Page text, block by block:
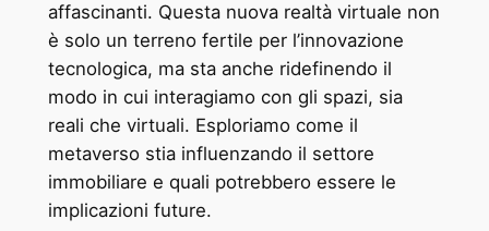
affascinanti. Questa nuova realtà virtuale non
è solo un terreno fertile per l’innovazione
tecnologica, ma sta anche ridefinendo il
modo in cui interagiamo con gli spazi, sia
reali che virtuali. Esploriamo come il
metaverso stia influenzando il settore
immobiliare e quali potrebbero essere le
implicazioni future.